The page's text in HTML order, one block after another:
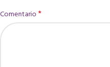
Comentario*